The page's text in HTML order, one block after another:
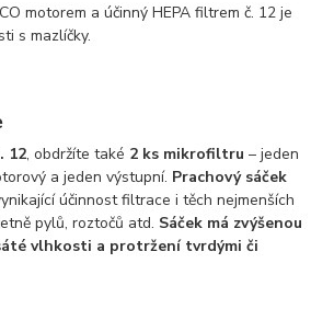
motorem a účinný HEPA filtrem č. 12 je
s mazlíčky.
12, obdržíte také 2 ks mikrofiltru – jeden
a jeden výstupní. Prachový sáček
účinnost filtrace i těch nejmenších
pylů, roztočů atd. Sáček má zvýšenou
vlhkosti a protržení tvrdými či